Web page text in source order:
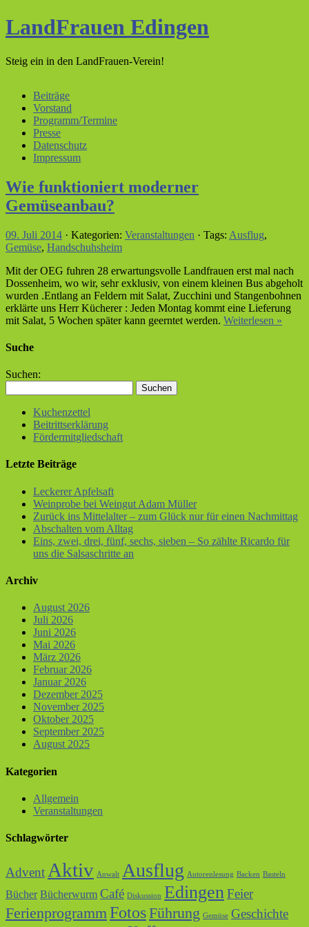
LandFrauen Edingen
Steig ein in den LandFrauen-Verein!
Beiträge
Vorstand
Programm/Termine
Presse
Datenschutz
Impressum
Wie funktioniert moderner
Gemüseanbau?
09. Juli 2014 · Kategorien: Veranstaltungen · Tags: Ausflug,
Gemüse, Handschuhsheim
Mit der OEG fuhren 28 erwartungsvolle Landfrauen erst mal nach
Dossenheim, wo wir, sehr exklusiv, von einem kleinen Bus abgeholt
wurden .Entlang an Feldern mit Salat, Zucchini und Stangenbohnen
erklärte uns Herr Kücherer : Jeden Montag kommt eine Lieferung
mit Salat, 5 Wochen später kann geerntet werden. Weiterlesen »
Suche
Suchen:
Kuchenzettel
Beitrittserklärung
Fördermitgliedschaft
Letzte Beiträge
Leckerer Apfelsaft
Weinprobe bei Weingut Adam Müller
Zurück ins Mittelalter – zum Glück nur für einen Nachmittag
Abschalten vom Alltag
Eins, zwei, drei, fünf, sechs, sieben – So zählte Ricardo für
uns die Salsaschritte an
Archiv
August 2026
Juli 2026
Juni 2026
Mai 2026
März 2026
Februar 2026
Januar 2026
Dezember 2025
November 2025
Oktober 2025
September 2025
August 2025
Kategorien
Allgemein
Veranstaltungen
Schlagwörter
Advent Aktiv Anwalt Ausflug Autorenlesung Backen Basteln
Bücher Bücherwurm Café Diskussion EdingenFeier
FerienprogrammFotosFührung Gemüse Geschichte